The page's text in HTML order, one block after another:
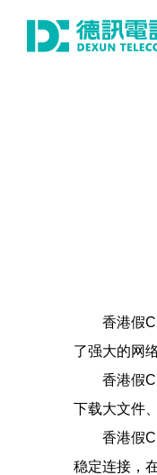
香港假
了强大的网
香港假
下载大文件
香港假
稳定连接，